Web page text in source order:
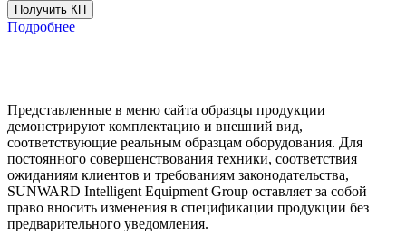
Получить КП
Подробнее
Представленные в меню сайта образцы продукции
демонстрируют комплектацию и внешний вид,
соответствующие реальным образцам оборудования. Для
постоянного совершенствования техники, соответствия
ожиданиям клиентов и требованиям законодательства,
SUNWARD Intelligent Equipment Group оставляет за собой
право вносить изменения в спецификации продукции без
предварительного уведомления.